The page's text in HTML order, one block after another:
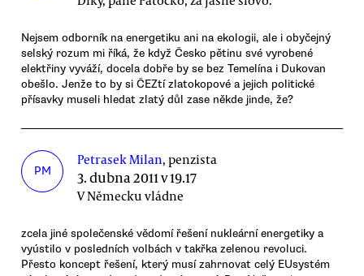
Nejsem odborník na energetiku ani na ekologii, ale i obyčejný
selský rozum mi říká, že když Česko pětinu své vyrobené
elektřiny vyváží, docela dobře by se bez Temelína i Dukovan
obešlo. Jenže to by si ČEZtí zlatokopové a jejich politické
přísavky museli hledat zlatý důl zase někde jinde, že?
PM
Petrasek Milan, penzista
3. dubna 2011 v 19.17
V Německu vládne
zcela jiné společenské vědomí řešení nukleární energetiky a
vyústilo v posledních volbách v takřka zelenou revoluci.
Přesto koncept řešení, který musí zahrnovat celý EUsystém